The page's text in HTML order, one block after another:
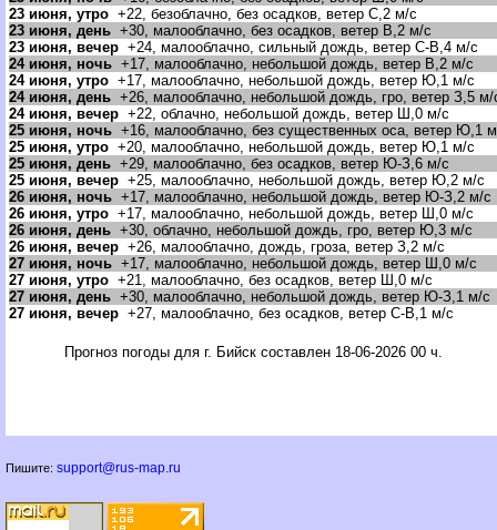
23 июня, утро +22, безоблачно, без осадков, ветер С,2 м/с
23 июня, день +30, малооблачно, без осадков, ветер В,2 м/с
23 июня, вечер +24, малооблачно, сильный дождь, ветер С-В,4 м/с
24 июня, ночь +17, малооблачно, небольшой дождь, ветер В,2 м/с
24 июня, утро +17, малооблачно, небольшой дождь, ветер Ю,1 м/с
24 июня, день +26, малооблачно, небольшой дождь, гро, ветер З,5 м/
24 июня, вечер +22, облачно, небольшой дождь, ветер Ш,0 м/с
25 июня, ночь +16, малооблачно, без существенных оса, ветер Ю,1
25 июня, утро +20, малооблачно, небольшой дождь, ветер Ю,1 м/с
25 июня, день +29, малооблачно, без осадков, ветер Ю-З,6 м/с
25 июня, вечер +25, малооблачно, небольшой дождь, ветер Ю,2 м/с
26 июня, ночь +17, малооблачно, небольшой дождь, ветер Ю-З,2 м/с
26 июня, утро +17, малооблачно, небольшой дождь, ветер Ш,0 м/с
26 июня, день +30, облачно, небольшой дождь, гро, ветер Ю,3 м/с
26 июня, вечер +26, малооблачно, дождь, гроза, ветер З,2 м/с
27 июня, ночь +17, малооблачно, небольшой дождь, ветер Ш,0 м/с
27 июня, утро +21, малооблачно, без осадков, ветер Ш,0 м/с
27 июня, день +30, малооблачно, небольшой дождь, ветер Ю-З,1 м/с
27 июня, вечер +27, малооблачно, без осадков, ветер С-В,1 м/с
Прогноз погоды для г. Бийск составлен 18-06-2026 00 ч.
Пишите: support@rus-map.ru